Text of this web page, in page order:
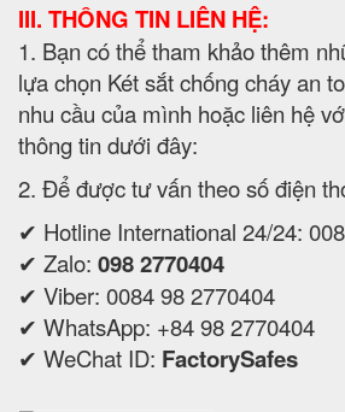
III. THÔNG TIN LIÊN HỆ:
1. Bạn có thể tham khảo thêm
lựa chọn Két sắt chống cháy an
nhu cầu của mình hoặc liên hệ
thông tin dưới đây:
2. Để được tư vấn theo số điện
✔ Hotline International 24/24:
✔ Zalo: 098 2770404
✔ Viber: 0084 98 2770404
✔ WhatsApp: +84 98 2770404
✔ WeChat ID: FactorySafes